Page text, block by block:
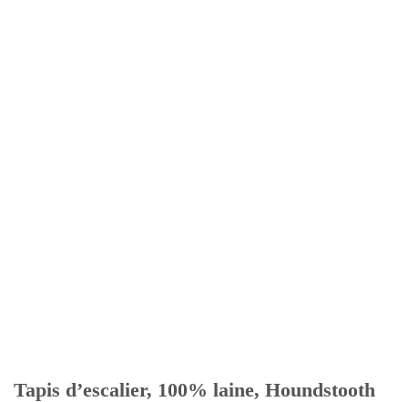
Tapis d’escalier, 100% laine, Houndstooth